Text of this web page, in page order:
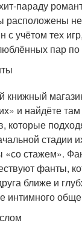
параду
расположены
с учётом тех
пар по
книжный
и найдёте
которые
стадии
стажем».
фанты,
ближе и
интимного